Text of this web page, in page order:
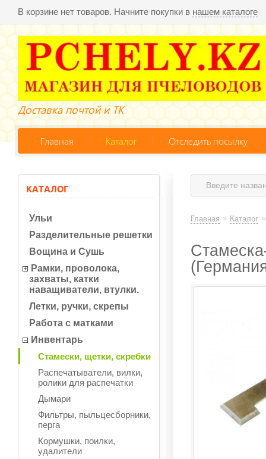
В корзине нет товаров. Начните покупки в нашем каталоге
Доставка почтой и ТК
Главная Каталог Отследить посылку
КАТАЛОГ
Ульи
Разделительные решетки
Вощина и Сушь
Рамки, проволока,
захваты, катки
наващиватели, втулки.
Летки, ручки, скрепы
Работа с матками
Инвентарь
Стамески, щетки, скребки
Распечатыватели, вилки,
ролики для распечатки
Дымари
Фильтры, пыльцесборники,
перга
Кормушки, поилки,
удалители
Главная » Каталог »